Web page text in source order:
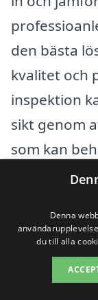
den bästa
kvalitet och
inspektion
sikt genom
som kan
Få 3Denna
du till alla